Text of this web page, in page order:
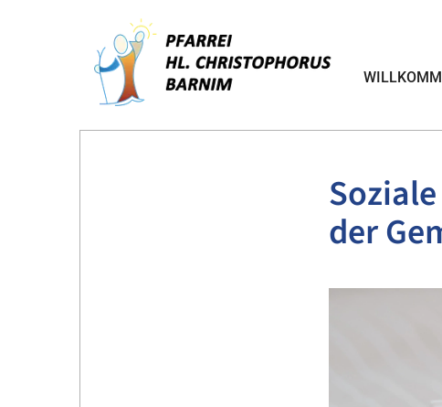
der